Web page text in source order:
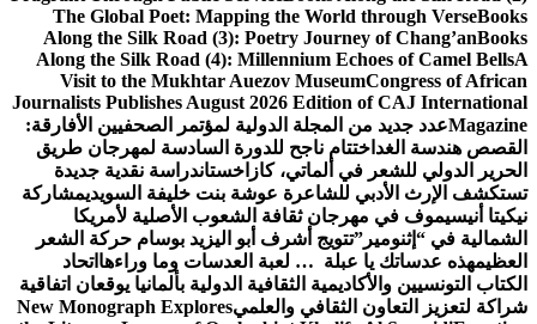
The Global Poet: Mapping the
Along the Silk Road (3): Poetry
Along the Silk Road (4):
Visit to the Mukhtar Auezov
Journalists Publishes August 2026
الدولية لمؤتمر الصحفيين الأفارقة:
ناجح للدورة السادسة لمهرجان طريق
كازاخستاندراسة نقدية جديدة
عوشة بنت خليفة السويديمشاركة
ثقافة الشعوب الأصلية لأمريكا
أشرف أبو اليزيد بوسام حركة الشعر
لعبة العدسات وما وراءها اتحاد
الدولية بألمانيا يوقعان اتفاقية
والعلميNew Monograph Explores